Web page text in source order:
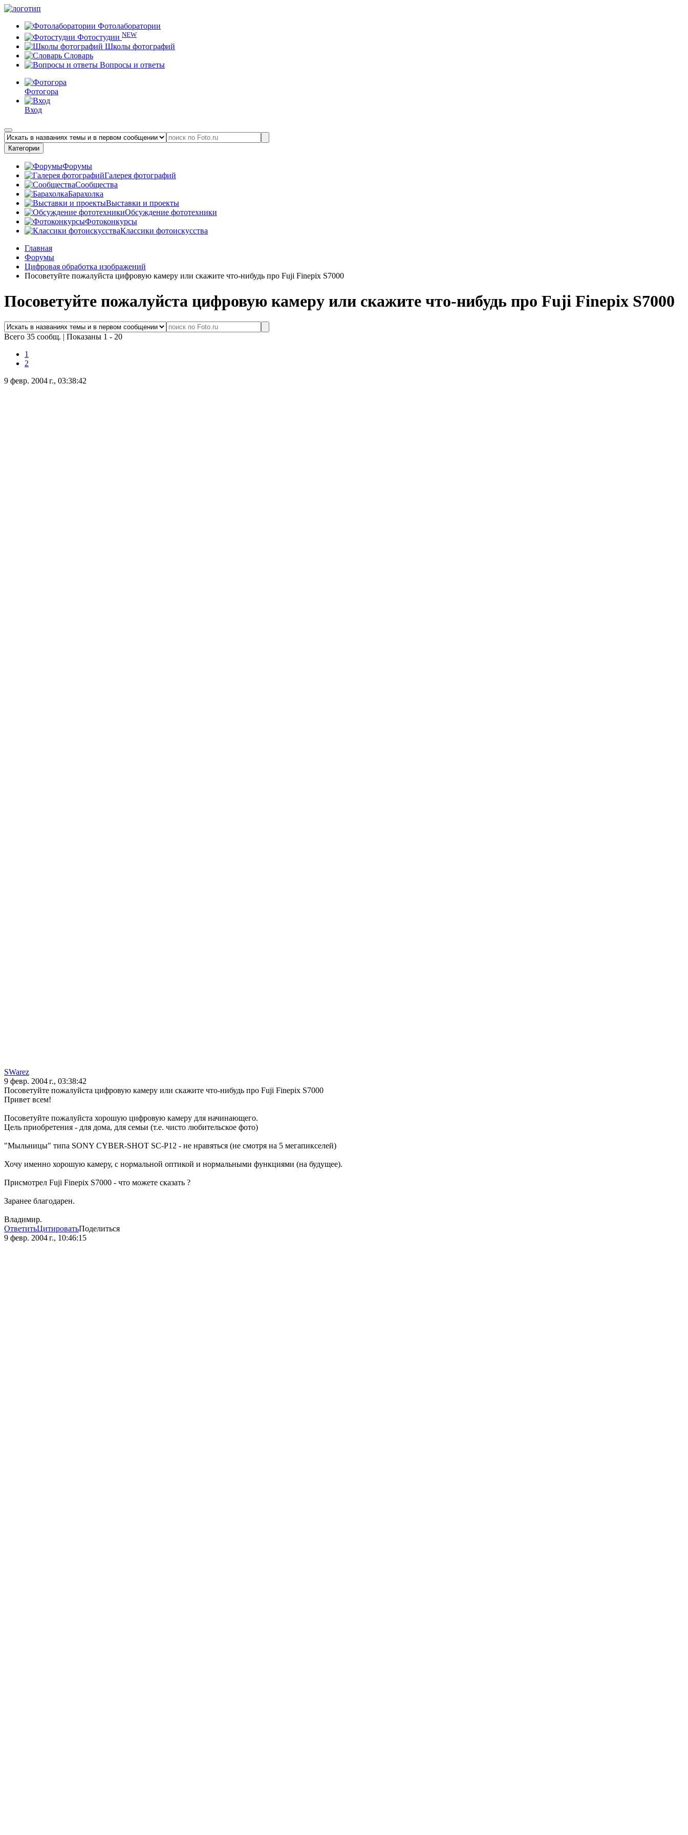
Фотолаборатории
Фотостудии NEW
Школы фотографий
Словарь
Вопросы и ответы
Фотогора
Вход
Категории
Форумы
Галерея фотографий
Сообщества
Барахолка
Выставки и проекты
Обсуждение фототехники
Фотоконкурсы
Классики фотоискусства
Главная
Форумы
Цифровая обработка изображений
Посоветуйте пожалуйста цифровую камеру или скажите что-нибудь про Fuji Finepix S7000
Посоветуйте пожалуйста цифровую камеру или скажите что-нибудь про Fuji Finepix S7000
Всего 35 сообщ. | Показаны 1 - 20
1
2
9 февр. 2004 г., 03:38:42
SWarez
9 февр. 2004 г., 03:38:42
Посоветуйте пожалуйста цифровую камеру или скажите что-нибудь про Fuji Finepix S7000
Привет всем!
Посоветуйте пожалуйста хорошую цифровую камеру для начинающего.
Цель приобретения - для дома, для семьи (т.е. чисто любительское фото)
"Мыльницы" типа SONY CYBER-SHOT SC-P12 - не нравяться (не смотря на 5 мегапикселей)
Хочу именно хорошую камеру, с нормальной оптикой и нормальными функциями (на будущее).
Присмотрел Fuji Finepix S7000 - что можете сказать ?
Заранее благодарен.
Владимир.
ОтветитьЦитироватьПоделиться
9 февр. 2004 г., 10:46:15